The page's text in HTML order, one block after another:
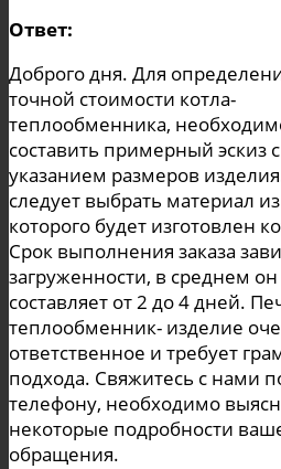
Ответ:
Доброго дня. Для
точной стоимости котла-
теплообменника,
составить примерный эскиз с
указанием размеров
следует выбрать материал из
которого будет изготовлен
Срок выполнения заказа
загруженности, в среднем он
составляет от 2 до 4 дней.
теплообменник- изделие
ответственное и требует
подхода. Свяжитесь с нами
телефону, необходимо
некоторые подробности
обращения.